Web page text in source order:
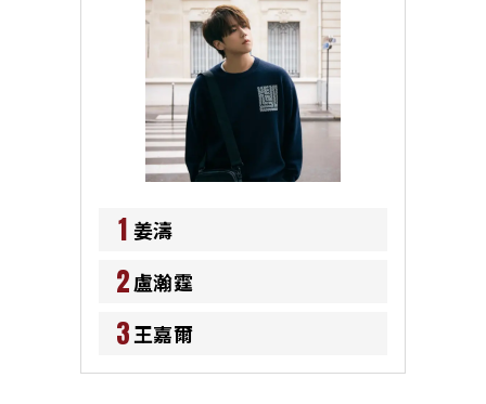
1 姜濤
2盧瀚霆
3王嘉爾